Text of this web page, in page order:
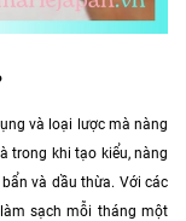
và loại lược mà nàng
trong khi tạo kiểu, nàng
và dầu thừa. Với các
sạch mỗi tháng một